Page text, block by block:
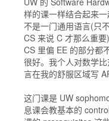
样的课一样结合起来
不是一门通用语言(只
CS 来说 C 才那么重
CS 里偏 EE 的部分都
很好。我个人对数学
言在我的舒服区域写
这门课是 UW
息课会教基本的